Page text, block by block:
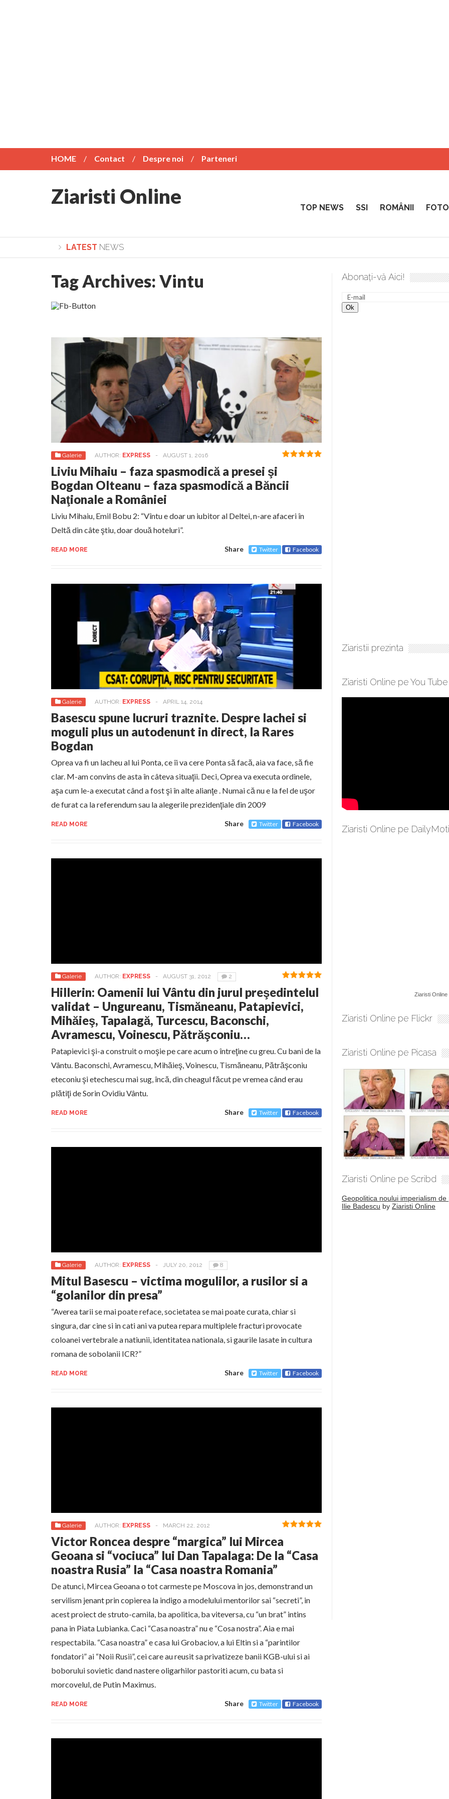
HOME Contact Despre noi Parteneri
Ziaristi Online TOP NEWS SSI ROMÂNII
LATEST NEWS
Lepădarea de sine și urmarea lui Hristos. Calea spre desăvârșire. Gând de duminică de Elena Solunca Moise
Tag Archives:Vintu
Galerie AUTHOR: EXPRESS - AUGUST 1, 2016
Liviu Mihaiu – faza spasmodică a presei şi
Bogdan Olteanu – faza spasmodică a Băncii
Naţionale a României
Liviu Mihaiu, Emil Bobu 2: “Vîntu e doar un iubitor al Deltei, n-are afaceri în
Deltă din câte ştiu, doar două hoteluri”.
READ MORE Share Twitter Facebook
Galerie AUTHOR: EXPRESS - APRIL 14, 2014
Basescu spune lucruri traznite. Despre lachei si
moguli plus un autodenunt in direct, la Rares
Bogdan
Oprea va fi un lacheu al lui Ponta, ce îi va cere Ponta să facă, aia va face, să fie
clar. M-am convins de asta în câteva situaţii. Deci, Oprea va executa ordinele,
aşa cum le-a executat când a fost şi în alte alianţe . Numai că nu e la fel de uşor
de furat ca la referendum sau la alegerile prezidenţiale din 2009
READ MORE Share Twitter Facebook
Galerie AUTHOR: EXPRESS - AUGUST 31, 2012 2
Hillerin: Oamenii lui Vântu din jurul preşedintelul
validat – Ungureanu, Tismăneanu, Patapievici,
Mihăieş, Tapalagă, Turcescu, Baconschi,
Avramescu, Voinescu, Pătrăşconiu…
Patapievici şi-a construit o moşie pe care acum o întreţine cu greu. Cu bani de la
Vântu. Baconschi, Avramescu, Mihăieş, Voinescu, Tismăneanu, Pătrăşconiu
eteconiu şi etechescu mai sug, încă, din cheagul făcut pe vremea când erau
plătiţi de Sorin Ovidiu Vântu.
READ MORE Share Twitter Facebook
Galerie AUTHOR: EXPRESS - JULY 20, 2012 8
Mitul Basescu – victima mogulilor, a rusilor si a
“golanilor din presa”
“Averea tarii se mai poate reface, societatea se mai poate curata, chiar si
singura, dar cine si in cati ani va putea repara multiplele fracturi provocate
coloanei vertebrale a natiunii, identitatea nationala, si gaurile lasate in cultura
romana de sobolanii ICR?”
READ MORE Share Twitter Facebook
Galerie AUTHOR: EXPRESS - MARCH 22, 2012
Victor Roncea despre “margica” lui Mircea
Geoana si “vociuca” lui Dan Tapalaga: De la “Casa
noastra Rusia” la “Casa noastra Romania”
De atunci, Mircea Geoana o tot carmeste pe Moscova in jos, demonstrand un
servilism jenant prin copierea la indigo a modelului mentorilor sai “secreti”, in
acest proiect de struto-camila, ba apolitica, ba viteversa, cu “un brat” intins
pana in Piata Lubianka. Caci “Casa noastra” nu e “Cosa nostra”. Aia e mai
respectabila. “Casa noastra” e casa lui Grobaciov, a lui Eltin si a “parintilor
fondatori” ai “Noii Rusii”, cei care au reusit sa privatizeze banii KGB-ului si ai
boborului sovietic dand nastere oligarhilor pastoriti acum, cu bata si
morcovelul, de Putin Maximus.
READ MORE Share Twitter Facebook
Abonați-vă Aici!
Ziaristii prezinta
Ziaristi Online pe You Tube
Ziaristi Online pe
Ziaristi Online
Ziaristi Online pe Flickr
Ziaristi Online pe Picasa
Ziaristi Online pe Scribd
Geopolitica noului imperialism de
Ilie Badescu by Ziaristi Online